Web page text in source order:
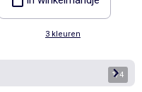
3 kleuren
1/4